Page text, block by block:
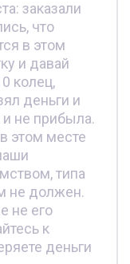
заказали
что
в этом
и давай
колец,
деньги и
не прибыла.
этом месте
типа
не должен.
не его
к
деньги